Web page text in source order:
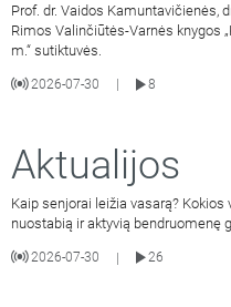
Prof. dr. Vaidos Kamuntavičienės,
Rimos Valinčiūtės-Varnės knygos
m.“ sutiktuvės.
2026-07-30
8
Aktualijos
Kaip senjorai leižia vasarą?
nuostabią ir aktyvią bendruomenę
2026-07-30 |
26